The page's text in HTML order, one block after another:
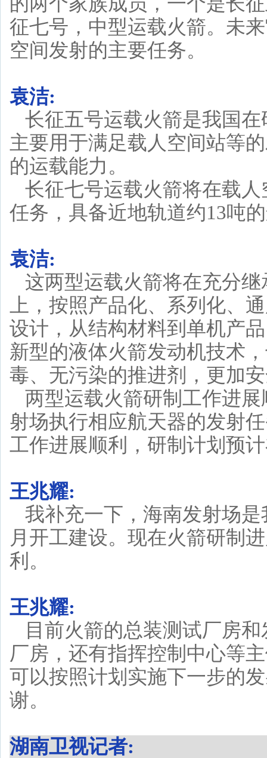
征七号，中型运载火箭。未
空间发射的主要任务。
袁洁:
长征五号运载火箭是我国
主要用于满足载人空间站等
的运载能力。
长征七号运载火箭将在载
任务，具备近地轨道约13吨
袁洁:
这两型运载火箭将在充分
上，按照产品化、系列化、
设计，从结构材料到单机产
新型的液体火箭发动机技术
毒、无污染的推进剂，更加
两型运载火箭研制工作进
射场执行相应航天器的发射
工作进展顺利，研制计划预
王兆耀:
我补充一下，海南发射场
月开工建设。现在火箭研制
利。
王兆耀:
目前火箭的总装测试厂房
厂房，还有指挥控制中心等
可以按照计划实施下一步的
谢。
湖南卫视记者: